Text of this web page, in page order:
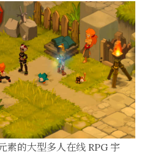
素的大型多人在线 RPG 宇